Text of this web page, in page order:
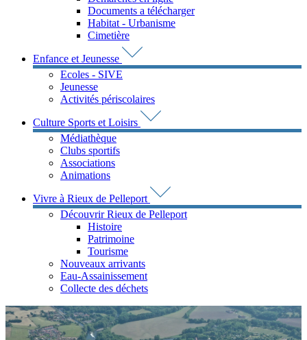
Documents a télécharger
Habitat - Urbanisme
Cimetière
Enfance et Jeunesse
Ecoles - SIVE
Jeunesse
Activités périscolaires
Culture Sports et Loisirs
Médiathèque
Clubs sportifs
Associations
Animations
Vivre à Rieux de Pelleport
Découvrir Rieux de Pelleport
Histoire
Patrimoine
Tourisme
Nouveaux arrivants
Eau-Assainissement
Collecte des déchets